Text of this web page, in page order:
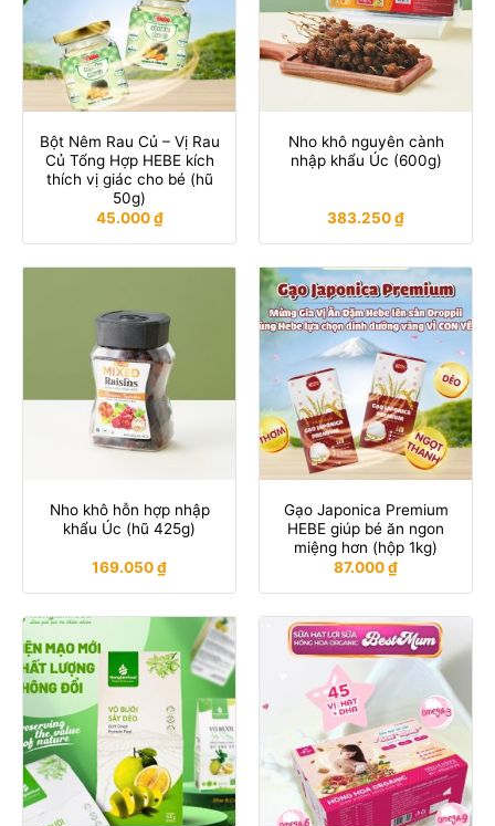
Bột Nêm Rau Củ – Vị Rau
Củ Tổng Hợp HEBE kích
thích vị giác cho bé (hũ
50g)
45.000₫
Nho khô nguyên cành
nhập khẩu Úc (600g)
383.250₫
Nho khô hỗn hợp nhập
khẩu Úc (hũ 425g)
169.050₫
Gạo Japonica Premium
HEBE giúp bé ăn ngon
miệng hơn (hộp 1kg)
87.000₫